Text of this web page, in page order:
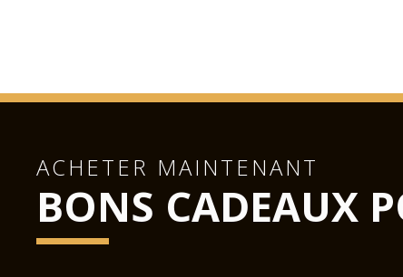
ACHETER MAINTENANT
BONS CADEAUX